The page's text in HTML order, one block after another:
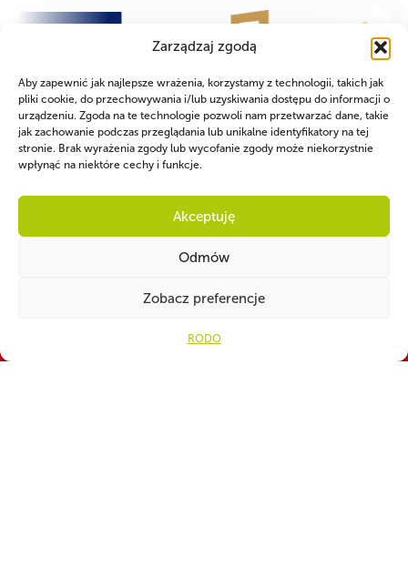
Zarządzaj zgodą
Aby zapewnić jak najlepsze wrażenia, korzystamy z technologii, takich jak
pliki cookie, do przechowywania i/lub uzyskiwania dostępu do informacji o
urządzeniu. Zgoda na te technologie pozwoli nam przetwarzać dane, takie
jak zachowanie podczas przeglądania lub unikalne identyfikatory na tej
stronie. Brak wyrażenia zgody lub wycofanie zgody może niekorzystnie
wpłynąć na niektóre cechy i funkcje.
Akceptuję
Odmów
Zobacz preferencje
RODO